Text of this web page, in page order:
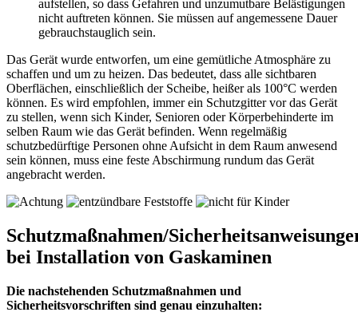
aufstellen, so dass Gefahren und unzumutbare Belästigungen
nicht auftreten können. Sie müssen auf angemessene Dauer
gebrauchstauglich sein.
Das Gerät wurde entworfen, um eine gemütliche Atmosphäre zu
schaffen und um zu heizen. Das bedeutet, dass alle sichtbaren
Oberflächen, einschließlich der Scheibe, heißer als 100°C werden
können. Es wird empfohlen, immer ein Schutzgitter vor das Gerät
zu stellen, wenn sich Kinder, Senioren oder Körperbehinderte im
selben Raum wie das Gerät befinden. Wenn regelmäßig
schutzbedürftige Personen ohne Aufsicht in dem Raum anwesend
sein können, muss eine feste Abschirmung rundum das Gerät
angebracht werden.
Schutzmaßnahmen/
bei Installation von Gaskaminen
Die nachstehenden Schutzmaßnahmen und
Sicherheitsvorschriften sind genau einzuhalten: